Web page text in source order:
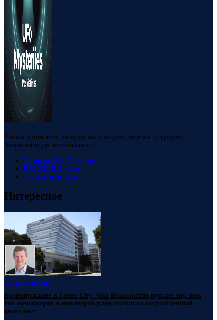
Тайны прошлого, загадки настоящего, версии будущего.
Энциклопедия непознанного.
Telegram 88k Followers
RSS 23k Followers
VK 23k Followers
Интересное
НаукаНовости
Кровопускание в Foster City: Visa безжалостно пускает под нож
топ-менеджеров и инженеров ради ставки на искусственный
интеллект